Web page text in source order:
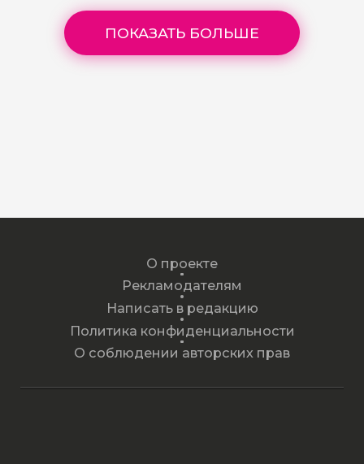
ПОКАЗАТЬ БОЛЬШЕ
О проекте
Рекламодателям
Написать в редакцию
Политика конфиденциальности
О соблюдении авторских прав